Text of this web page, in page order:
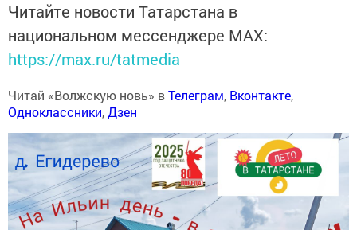
Читайте новости Татарстана в
национальном мессенджере MАХ:
https://max.ru/tatmedia
Читай «Волжскую новь» вТелеграм, Вконтакте,
Одноклассники,Дзен